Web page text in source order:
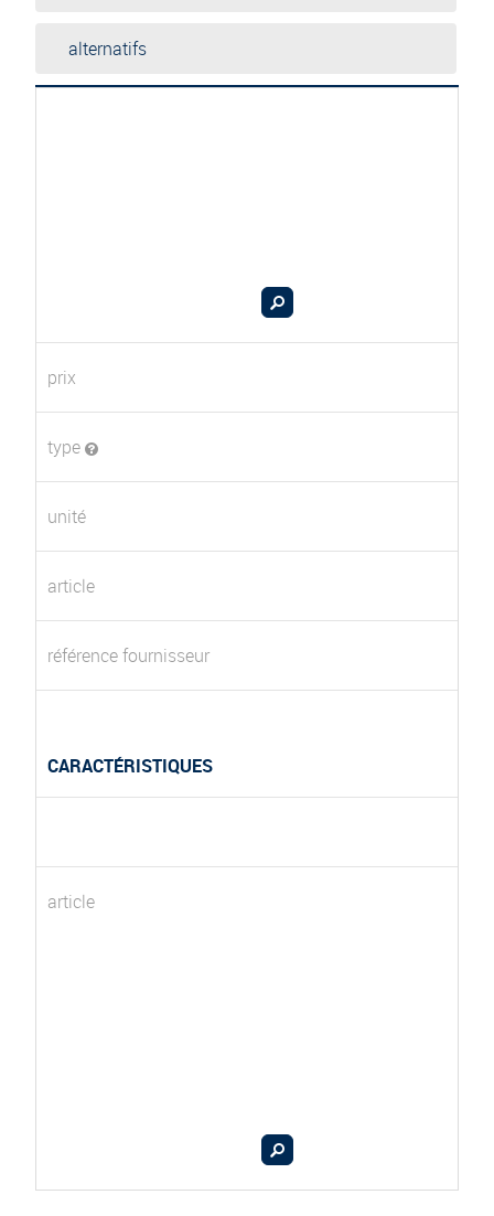
alternatifs
prix
type
unité
article
référence fournisseur
CARACTÉRISTIQUES
article